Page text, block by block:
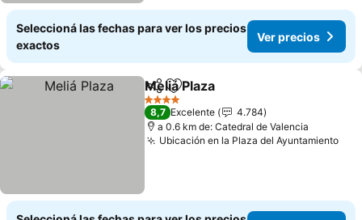
Seleccioná las fechas para ver los precios
exactos
Ver precios
CompartirAñadir a favoritos
Meliá Plaza
4 Estrellas
8,7 Excelente
4.784
a 0.6 km de: Catedral de Valencia
Ubicación en la Plaza del Ayuntamiento